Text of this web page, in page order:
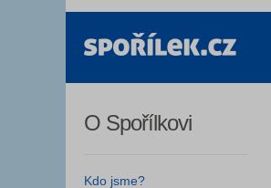
O Spořílkovi
Kdo jsme?